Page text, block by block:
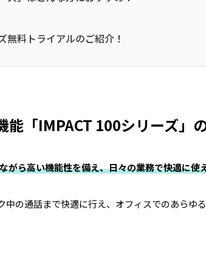
無料トライアルのご紹介！
「IMPACT 100シリーズ」
がら高い機能性を備え、日々の業務で快適に使
の通話まで快適に行え、オフィスでのあらゆ